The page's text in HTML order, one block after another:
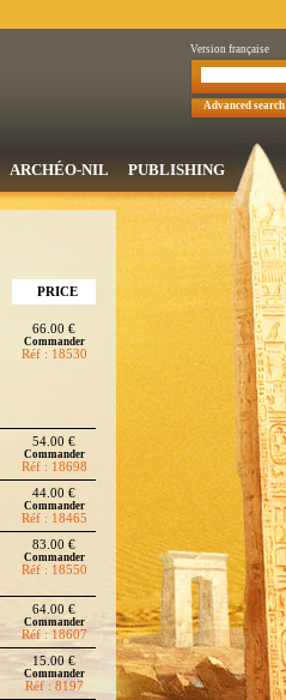
Version française
Advanced search
ARCHÉO-NIL PUBLISHING
PRICE
66.00 €
Commander
Réf : 18530
54.00 €
Commander
Réf : 18698
44.00 €
Commander
Réf : 18465
83.00 €
Commander
Réf : 18550
64.00 €
Commander
Réf : 18607
15.00 €
Commander
Réf : 8197